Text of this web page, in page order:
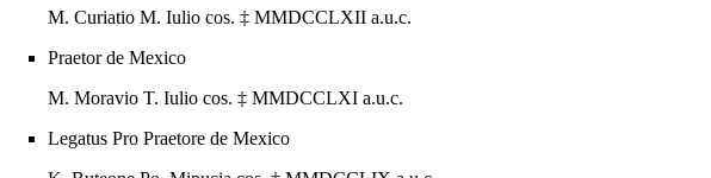
M. Curiatio M. Iulio cos. ‡ MMDCCLXII a.u.c.
Praetorde Mexico
M. Moravio T. Iulio cos. ‡ MMDCCLXI a.u.c.
Legatus Pro Praetore de Mexico